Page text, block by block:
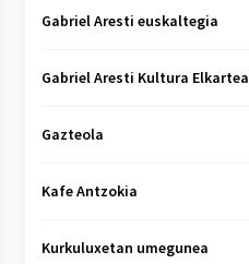
Gabriel Aresti euskaltegia
Gabriel Aresti Kultura Elkartea
Gazteola
Kafe Antzokia
Kurkuluxetan umegunea